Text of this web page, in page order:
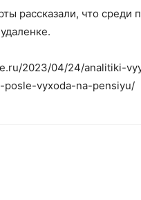
рассказали, что среди
2023/04/24/analitiki-
vyxoda-na-pensiyu/